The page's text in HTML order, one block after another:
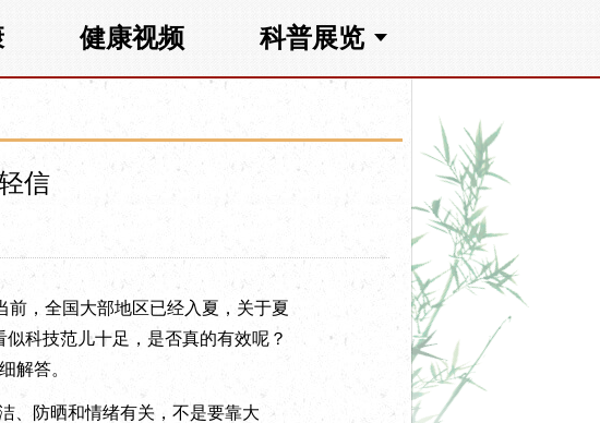
健康视频 科普展览
信
，全国大部地区已经入夏，关于夏
科技范儿十足，是否真的有效呢？
解答。
防晒和情绪有关，不是要靠大